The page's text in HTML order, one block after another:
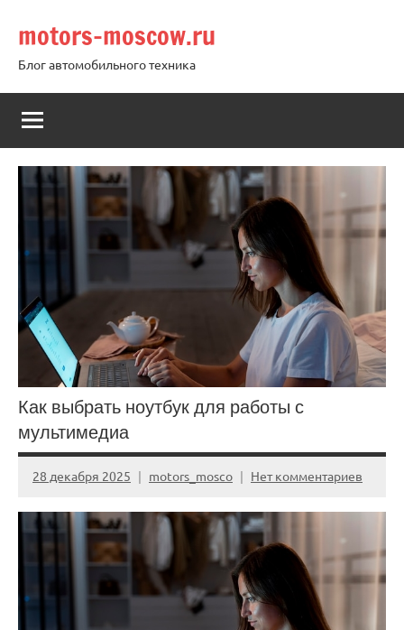
содержимому
motors-moscow.ru
Блог автомобильного техника
Как выбрать ноутбук для работы с
мультимедиа
28 декабря 2025 motors_mosco Нет комментариев